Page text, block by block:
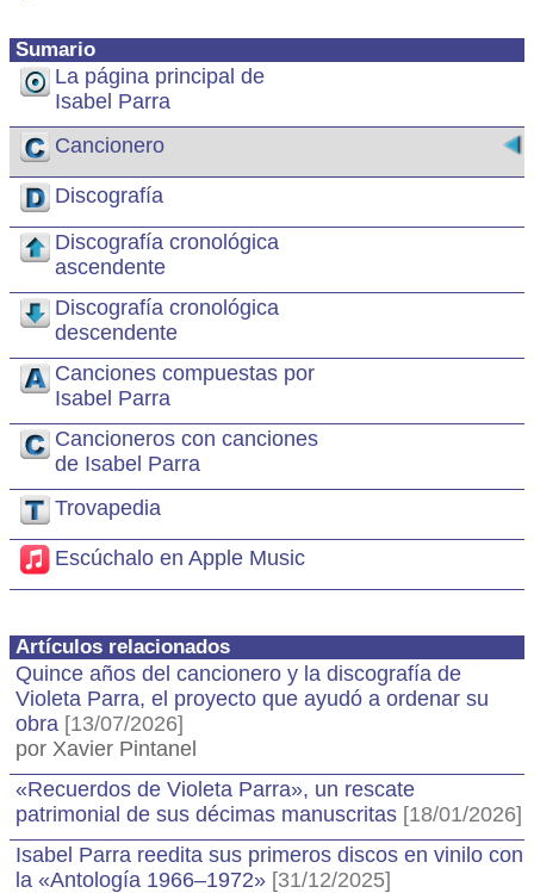
Sumario
La página principal de
Isabel Parra
Cancionero
Discografía
Discografía cronológica
ascendente
Discografía cronológica
descendente
Canciones compuestas por
Isabel Parra
Cancioneros con canciones
de Isabel Parra
Trovapedia
Escúchalo en Apple Music
Artículos relacionados
Quince años del cancionero y la discografía de
Violeta Parra, el proyecto que ayudó a ordenar su
obra [13/07/2026]
por Xavier Pintanel
«Recuerdos de Violeta Parra», un rescate
patrimonial de sus décimas manuscritas [18/01/2026]
Isabel Parra reedita sus primeros discos en vinilo con
la «Antología 1966–1972» [31/12/2025]